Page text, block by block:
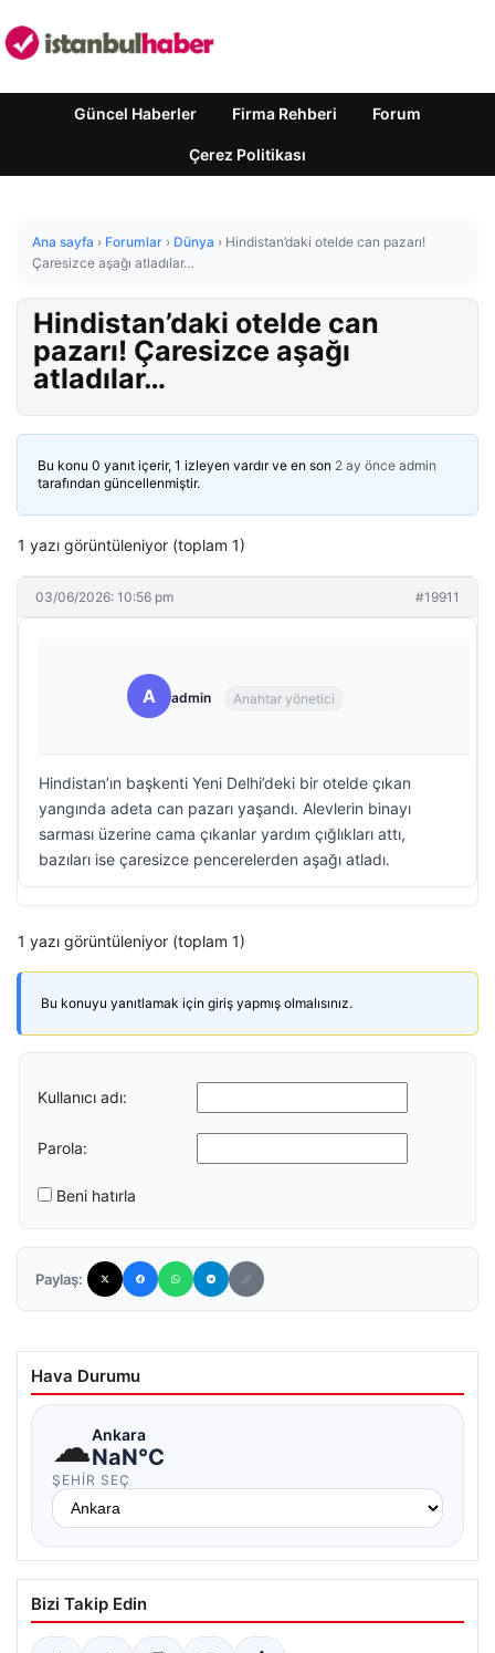
Güncel Haberler Firma Rehberi Forum
Çerez Politikası
Ana sayfa › Forumlar › Dünya › Hindistan’daki otelde can pazarı!
Çaresizce aşağı atladılar…
Hindistan’daki otelde can
pazarı! Çaresizce aşağı
atladılar…
Bu konu 0 yanıt içerir, 1 izleyen vardır ve en son 2 ay önce admin
tarafından güncellenmiştir.
1 yazı görüntüleniyor (toplam 1)
03/06/2026: 10:56 pm #19911
A admin Anahtar yönetici
Hindistan’ın başkenti Yeni Delhi’deki bir otelde çıkan
yangında adeta can pazarı yaşandı. Alevlerin binayı
sarması üzerine cama çıkanlar yardım çığlıkları attı,
bazıları ise çaresizce pencerelerden aşağı atladı.
1 yazı görüntüleniyor (toplam 1)
Bu konuyu yanıtlamak için giriş yapmış olmalısınız.
Kullanıcı adı:
Parola:
Beni hatırla
Paylaş:
Hava Durumu
☁Ankara
NaN°C
ŞEHIR SEÇ
Bizi Takip Edin